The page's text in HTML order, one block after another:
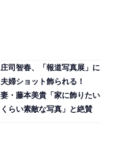
庄司智春、「報道写真展」に
夫婦ショット飾られる！
妻・藤本美貴「家に飾りたい
くらい素敵な写真」と絶賛